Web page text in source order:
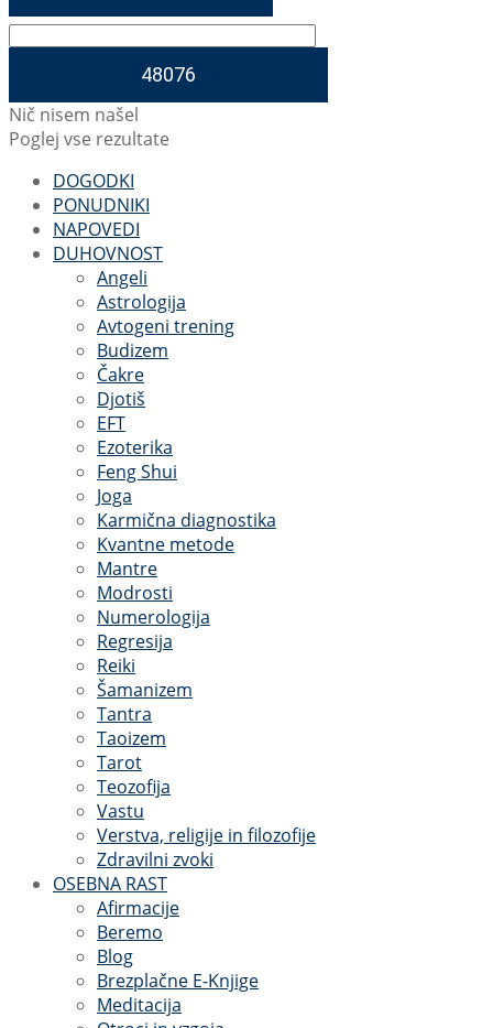
Nič nisem našel
Poglej vse rezultate
DOGODKI
PONUDNIKI
NAPOVEDI
DUHOVNOST
Angeli
Astrologija
Avtogeni trening
Budizem
Čakre
Djotiš
EFT
Ezoterika
Feng Shui
Joga
Karmična diagnostika
Kvantne metode
Mantre
Modrosti
Numerologija
Regresija
Reiki
Šamanizem
Tantra
Taoizem
Tarot
Teozofija
Vastu
Verstva, religije in filozofije
Zdravilni zvoki
OSEBNA RAST
Afirmacije
Beremo
Blog
Brezplačne E-Knjige
Meditacija